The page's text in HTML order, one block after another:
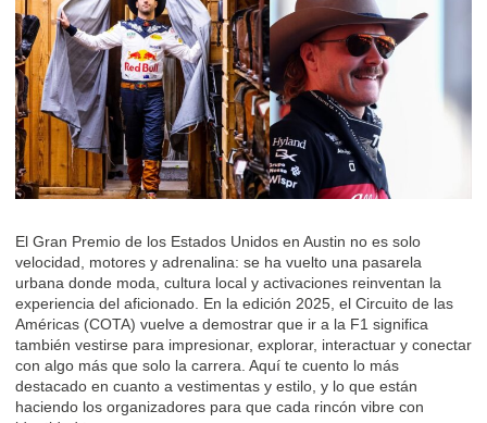
El Gran Premio de los Estados Unidos en Austin no es solo
velocidad, motores y adrenalina: se ha vuelto una pasarela
urbana donde moda, cultura local y activaciones reinventan la
experiencia del aficionado. En la edición 2025, el Circuito de las
Américas (COTA) vuelve a demostrar que ir a la F1 significa
también vestirse para impresionar, explorar, interactuar y conectar
con algo más que solo la carrera. Aquí te cuento lo más
destacado en cuanto a vestimentas y estilo, y lo que están
haciendo los organizadores para que cada rincón vibre con